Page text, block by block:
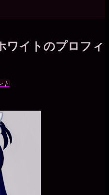
ワイトのプロフィ
ト